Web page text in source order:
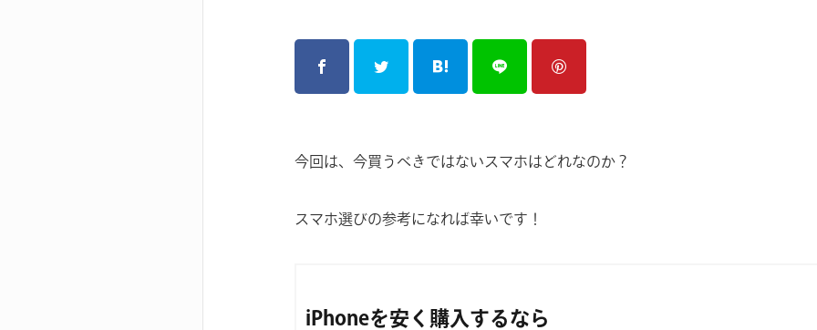
今回は、今買うべきではないスマホはどれなのか？
スマホ選びの参考になれば幸いです！
iPhoneを安く購入するなら